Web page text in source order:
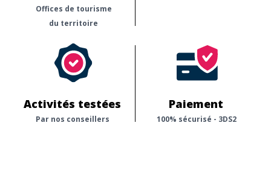
Offices de tourisme
du territoire
Activités testées
Par nos conseillers
Paiement
100% sécurisé - 3DS2